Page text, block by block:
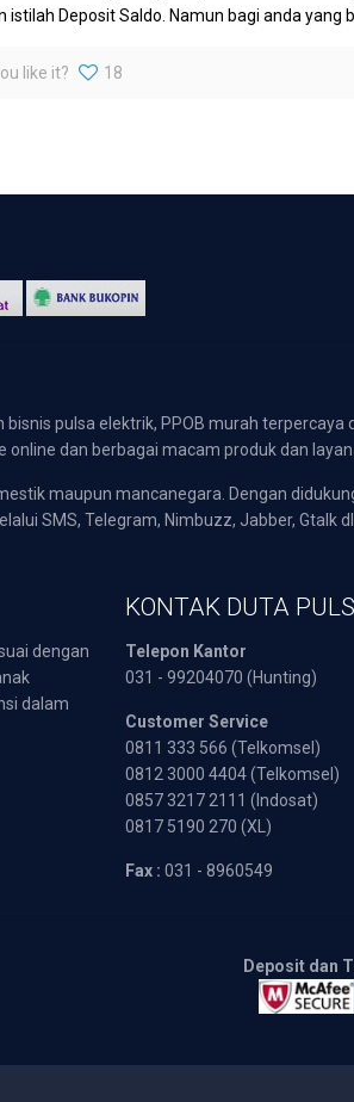
istilah Deposit Saldo. Namun bagi anda yang
like it? 18
pulsa elektrik, PPOB murah terpercaya
online dan berbagai macam produk dan
maupun mancanegara. Dengan
SMS, Telegram, Nimbuzz, Jabber, Gtalk dll.
dengan
dalam
KONTAK DUTA
Telepon Kantor
031 - 99204070 (Hunting)
Customer Service
0811 333 566 (Telkomsel)
0812 3000 4404 (Telkomsel)
0857 3217 2111 (Indosat)
0817 5190 270 (XL)
Fax : 031 - 8960549
Deposit dan